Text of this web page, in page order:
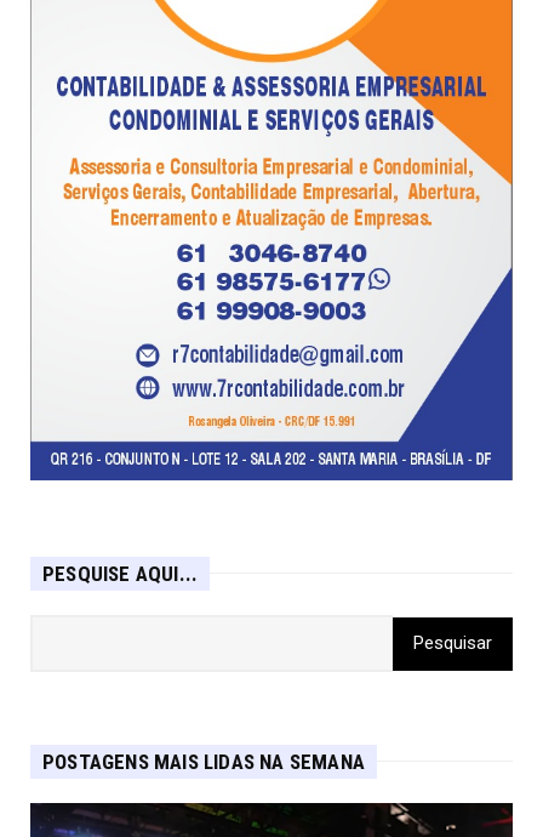
PESQUISE AQUI...
POSTAGENS MAIS LIDAS NA SEMANA